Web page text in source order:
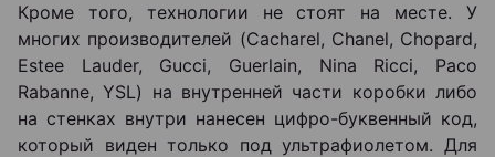
Кроме того, технологии не стоят на месте. У
многих производителей (Cacharel, Chanel, Chopard,
Estee Lauder, Gucci, Guerlain, Nina Ricci, Paco
Rabanne, YSL) на внутренней части коробки либо
на стенках внутри нанесен цифро-буквенный код,
который виден только под ультрафиолетом. Для